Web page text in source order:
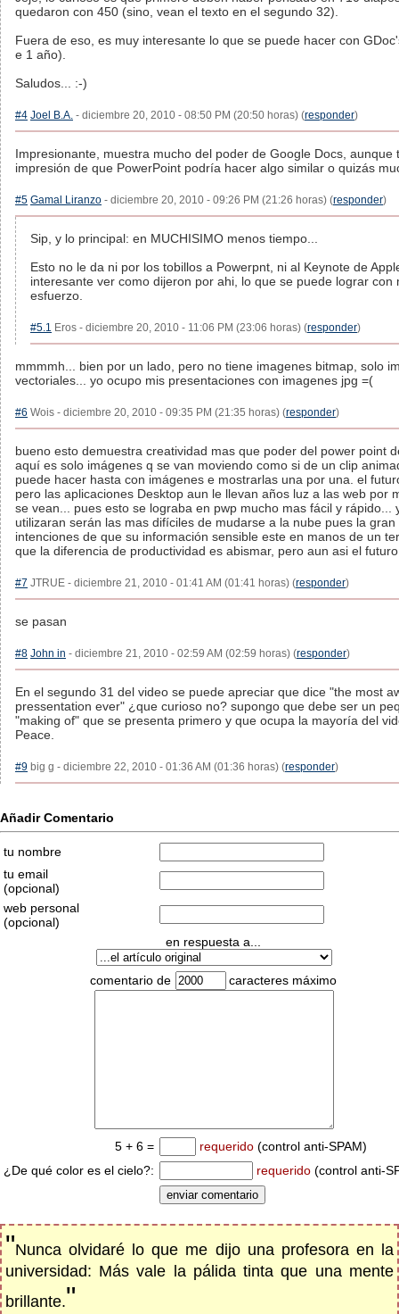
quedaron con 450 (sino, vean el texto en el segundo 32).
Fuera de eso, es muy interesante lo que se puede hacer con
e 1 año).
Saludos... :-)
#4 Joel B.A. - diciembre 20, 2010 - 08:50 PM (20:50 horas) (responder)
Impresionante, muestra mucho del poder de Google Docs, aunque
impresión de que PowerPoint podría hacer algo similar o quizás
#5 Gamal Liranzo - diciembre 20, 2010 - 09:26 PM (21:26 horas) (responder)
Sip, y lo principal: en MUCHISIMO menos tiempo...
Esto no le da ni por los tobillos a Powerpnt, ni al Keynote de
interesante ver como dijeron por ahi, lo que se puede lograr con
esfuerzo.
#5.1 Eros - diciembre 20, 2010 - 11:06 PM (23:06 horas) (responder)
mmmmh... bien por un lado, pero no tiene imagenes bitmap, solo
vectoriales... yo ocupo mis presentaciones con imagenes jpg =(
#6 Wois - diciembre 20, 2010 - 09:35 PM (21:35 horas) (responder)
bueno esto demuestra creatividad mas que poder del power point
aquí es solo imágenes q se van moviendo como si de un clip
puede hacer hasta con imágenes e mostrarlas una por una. el
pero las aplicaciones Desktop aun le llevan años luz a las web por
se vean... pues esto se lograba en pwp mucho mas fácil y rápido...
utilizaran serán las mas difíciles de mudarse a la nube pues la
intenciones de que su información sensible este en manos de un
que la diferencia de productividad es abismar, pero aun asi el
#7 JTRUE - diciembre 21, 2010 - 01:41 AM (01:41 horas) (responder)
se pasan
#8 John in - diciembre 21, 2010 - 02:59 AM (02:59 horas) (responder)
En el segundo 31 del video se puede apreciar que dice "the most
pressentation ever" ¿que curioso no? supongo que debe ser un
"making of" que se presenta primero y que ocupa la mayoría del
Peace.
#9 big g - diciembre 22, 2010 - 01:36 AM (01:36 horas) (responder)
Añadir Comentario
tu nombre
tu email
(opcional)
web personal
(opcional)
en respuesta a...
comentario de caracteres máximo
5 + 6 = requerido (control anti-SPAM)
¿De qué color es el cielo?:
requerido (control anti-
"Nunca olvidaré lo que me dijo una profesora en la
universidad: Más vale la pálida tinta que una mente
brillante."